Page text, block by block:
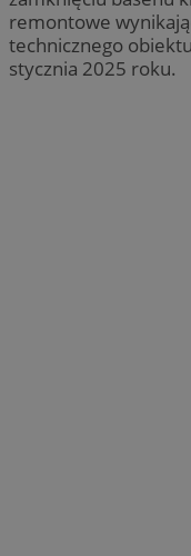
remontowe
technicznego
stycznia 2025 roku.